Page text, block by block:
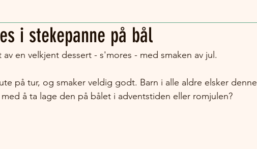
turmat Matpakke
i stekepanne på bål
en velkjent dessert - s'mores - med smaken av jul.
på tur, og smaker veldig godt. Barn i alle aldre elsker denne
å ta lage den på bålet i adventstiden eller romjulen?